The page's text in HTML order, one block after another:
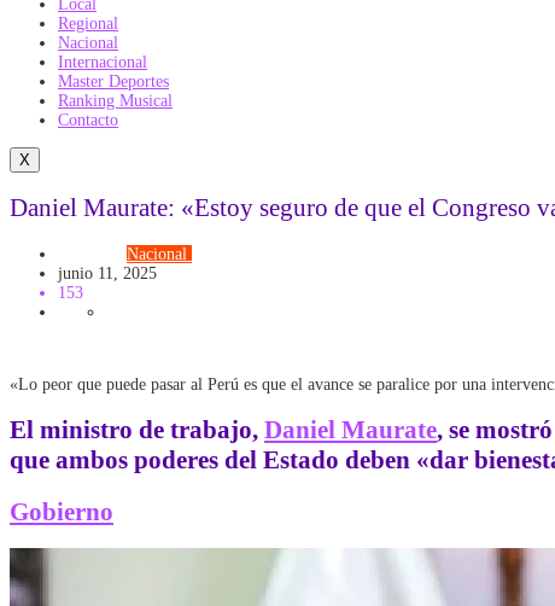
Local
Regional
Nacional
Internacional
Master Deportes
Ranking Musical
Contacto
X
Daniel Maurate: «Estoy seguro de que el Congreso
Nacional
junio 11, 2025
153
«Lo peor que puede pasar al Perú es que el avance se paralice por una
El ministro de trabajo, Daniel Maurate, se
que ambos poderes del Estado deben «dar
Gobierno